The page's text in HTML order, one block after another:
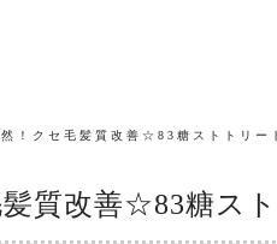
！クセ毛髪質改善☆83糖ストトリー
質改善☆83糖ス